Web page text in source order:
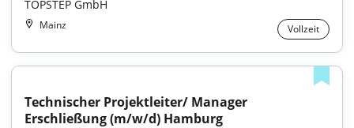
TOPSTEP GmbH
Mainz Vollzeit
Technischer Projektleiter/ Manager
Erschließung (m/w/d) Hamburg